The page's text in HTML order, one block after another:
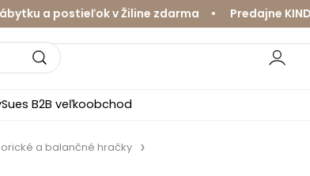
v Žiline zdarma • Predajne
B2B veľkoobchod
a balančné hračky